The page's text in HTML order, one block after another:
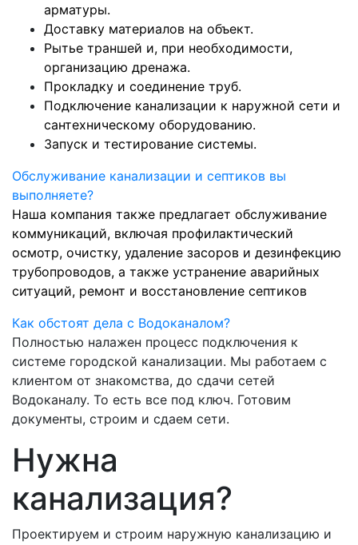
арматуры.
Доставку материалов на объект.
Рытье траншей и, при необходимости,
организацию дренажа.
Прокладку и соединение труб.
Подключение канализации к наружной сети и
сантехническому оборудованию.
Запуск и тестирование системы.
Обслуживание канализации и септиков вы
выполняете?
Наша компания также предлагает обслуживание
коммуникаций, включая профилактический
осмотр, очистку, удаление засоров и дезинфекцию
трубопроводов, а также устранение аварийных
ситуаций, ремонт и восстановление септиков
Как обстоят дела с Водоканалом?
Полностью налажен процесс подключения к
системе городской канализации. Мы работаем с
клиентом от знакомства, до сдачи сетей
Водоканалу. То есть все под ключ. Готовим
документы, строим и сдаем сети.
Нужна
канализация?
Проектируем и строим наружную канализацию и